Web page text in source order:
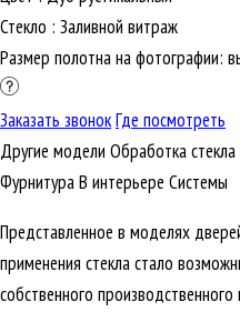
Стекло : Заливной витраж
Размер полотна на фотографии:
Заказать звонокГде посмотреть
Другие модели Обработка стекла
ФурнитураВ интерьере Cистемы
Представленное в моделях
применения стекла стало
собственного